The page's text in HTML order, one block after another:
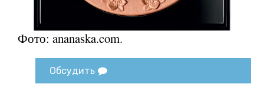
Фото: ananaska.com.
Обсудить